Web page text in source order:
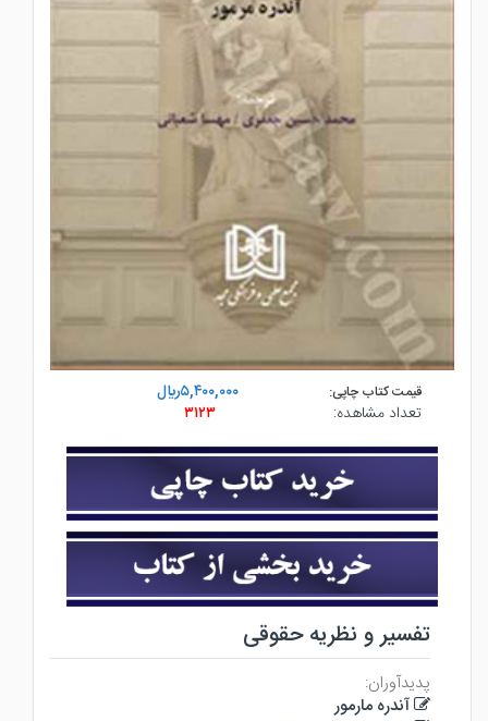
قیمت کتاب چاپی:
۵,۴۰۰,۰۰۰ريال
تعداد مشاهده:
۳۱۲۳
تفسیر و نظریه حقوقی
پدیدآوران:
آندره مارمور